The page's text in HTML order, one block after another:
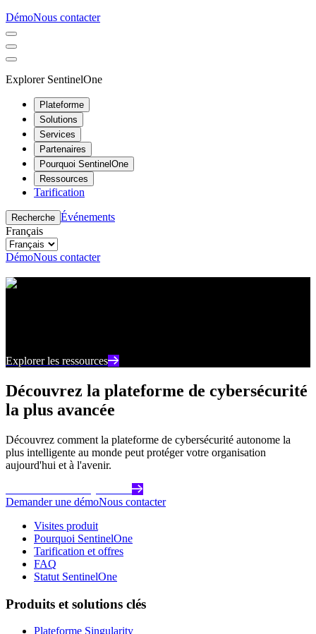
DémoNous contacter
Explorer SentinelOne
Plateforme
Solutions
Services
Partenaires
Pourquoi SentinelOne
Ressources
Tarification
Recherche Événements
Français
DémoNous contacter
Centre de ressources
Explorer les ressources
Découvrez la plateforme de cybersécurité
la plus avancée
Découvrez comment la plateforme de cybersécurité autonome la
plus intelligente au monde peut protéger votre organisation
aujourd'hui et à l'avenir.
Demander une démoNous contacter
Visites produit
Pourquoi SentinelOne
Tarification et offres
FAQ
Statut SentinelOne
Produits et solutions clés
Plateforme Singularity